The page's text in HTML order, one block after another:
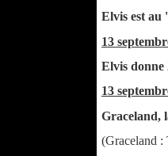
Elvis est au
13
Elvis donne
13
Graceland,
(Graceland :